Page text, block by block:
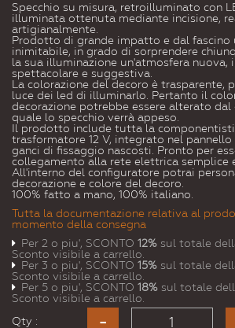
Specchio su misura, retroilluminato con
illuminata ottenuta mediante incisione,
artigianalmente.
Prodotto di grande impatto e dal fascino
inimitabile, in grado di sorprendere
la sua illuminazione un'atmosfera nuova,
spettacolare e suggestiva.
La colorazione del decoro è trasparente,
luce dei led di illuminarlo. Pertanto il
decorazione potrebbe essere alterato
quale lo specchio verrà appeso.
Il prodotto include tutta la
trasformatore 12 V, integrato nel
ganci di fissaggio nascosti. Pronto per
collegamento alla rete elettrica semplice
All'interno del configuratore potrai
decorazione e colore del decoro.
100% fatto a mano, 100% italiano.
Tutta la documentazione relativa al
momento della consegna
Per 2 o piu', SCONTO 12% sul totale
Sconto visibile a carrello.
Per 3 o piu', SCONTO 15% sul totale
Sconto visibile a carrello.
Per 5 o piu', SCONTO 18% sul totale
Sconto visibile a carrello.
Qty :